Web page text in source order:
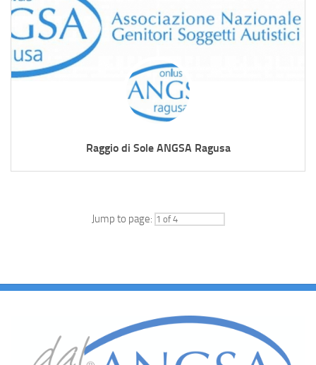
Raggio di Sole ANGSA Ragusa
Jump to page: